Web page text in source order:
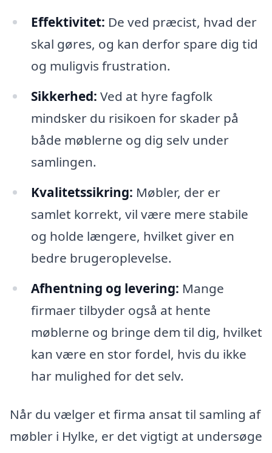
Effektivitet: De ved præcist, hvad der
skal gøres, og kan derfor spare dig tid
og muligvis frustration.
Sikkerhed: Ved at hyre fagfolk
mindsker du risikoen for skader på
både møblerne og dig selv under
samlingen.
Kvalitetssikring: Møbler, der er
samlet korrekt, vil være mere stabile
og holde længere, hvilket giver en
bedre brugeroplevelse.
Afhentning og levering: Mange
firmaer tilbyder også at hente
møblerne og bringe dem til dig, hvilket
kan være en stor fordel, hvis du ikke
har mulighed for det selv.
Når du vælger et firma ansat til samling af
møbler i Hylke, er det vigtigt at undersøge